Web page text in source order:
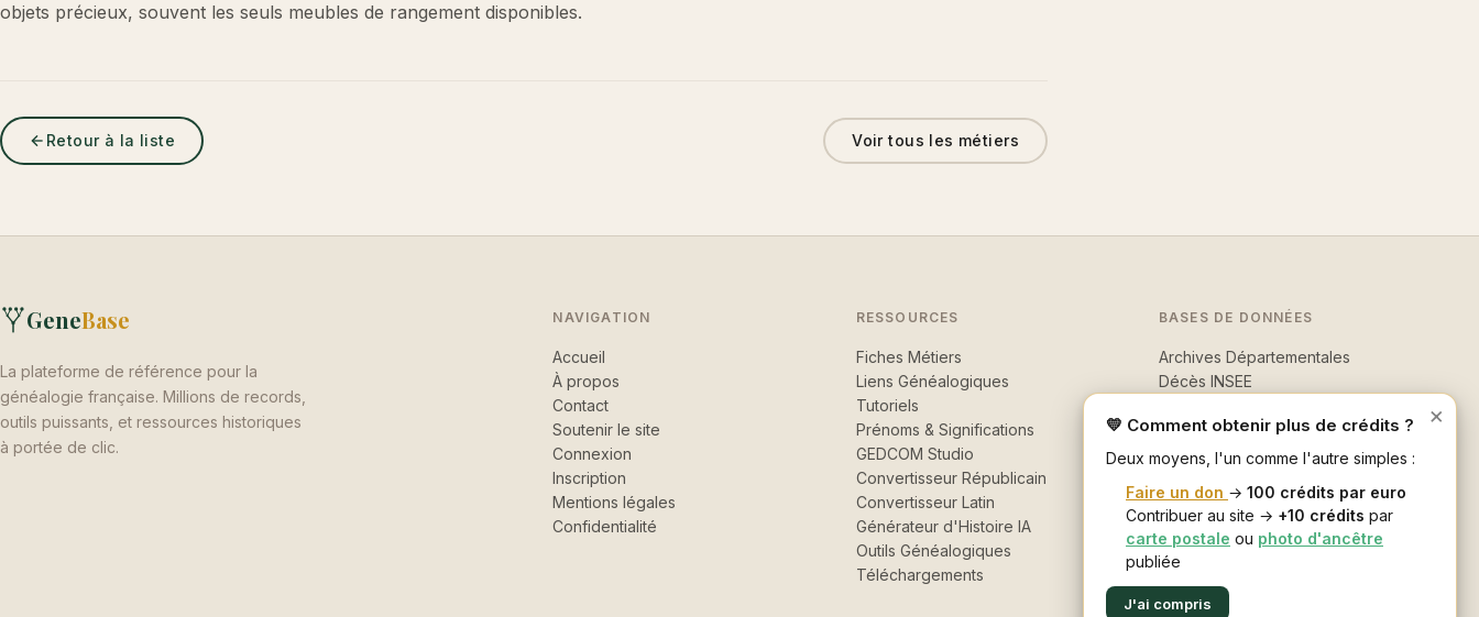
objets précieux, souvent les seuls meubles de rangement disponibles.
Retour à la liste Voir tous les métiers
GeneBase
La plateforme de référence pour la
généalogie française. Millions de records,
outils puissants, et ressources historiques
à portée de clic.
NAVIGATION
Accueil
À propos
Contact
Soutenir le site
Connexion
Inscription
Mentions légales
Confidentialité
RESSOURCES
Fiches Métiers
Liens Généalogiques
Tutoriels
Prénoms & Significations
GEDCOM Studio
Convertisseur Républicain
Convertisseur Latin
Générateur d'Histoire IA
Outils Généalogiques
Téléchargements
BASES DE DONNÉES
Archives Départementales
Décès INSEE
Recherche avancée
×
💛 Comment obtenir plus de crédits ?
Deux moyens, l'un comme l'autre simples :
Faire un don → 100 crédits par euro
Contribuer au site → +10 crédits par
carte postale ou photo d'ancêtre
publiée
J'ai compris